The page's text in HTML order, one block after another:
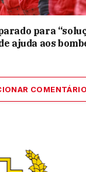
para
ajuda aos
COMENTÁRIO